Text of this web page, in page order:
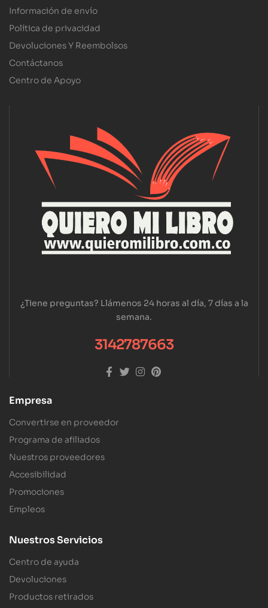
Información de envío
Política de privacidad
Devoluciones Y Reembolsos
Contáctanos
Centro de Apoyo
¿Tiene preguntas? Llámenos 24 horas al día, 7 días a la
semana.
3142787663
Empresa
Convertirse en proveedor
Programa de afiliados
Nuestros proveedores
Accesibilidad
Promociones
Empleos
Nuestros Servicios
Centro de ayuda
Devoluciones
Productos retirados